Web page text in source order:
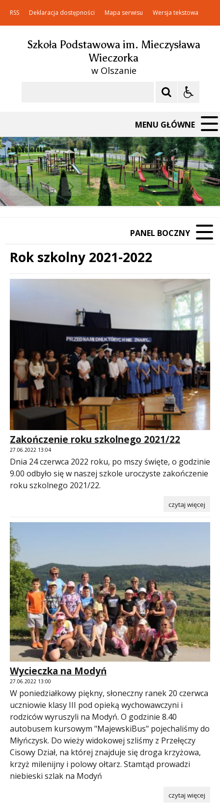
RSS Deklaracja dostępności Mapa serwisu Wersja tekstowa
Szkoła Podstawowa im. Mieczysława
Wieczorka
w Olszanie
MENU GŁÓWNE
Poprzedni Element
Następny Element
❚❚
PANEL BOCZNY
Rok szkolny 2021-2022
Treść
Zakończenie roku szkolnego 2021/22
27.06.2022 13:04
Dnia 24 czerwca 2022 roku, po mszy święte, o godzinie
9.00 odbyło się w naszej szkole uroczyste zakończenie
roku szkolnego 2021/22.
czytaj więcej
Wycieczka na Modyń
27.06.2022 13:00
W poniedziałkowy piękny, słoneczny ranek 20 czerwca
uczniowie klasy III pod opieką wychowawczyni i
rodziców wyruszyli na Modyń. O godzinie 8.40
autobusem kursowym "MajewskiBus" pojechaliśmy do
Młyńczysk. Do wieży widokowej szliśmy z Przełęczy
Cisowy Dział, na której znajduje się droga krzyżowa,
krzyż milenijny i polowy ołtarz. Stamtąd prowadzi
niebieski szlak na Modyń
czytaj więcej